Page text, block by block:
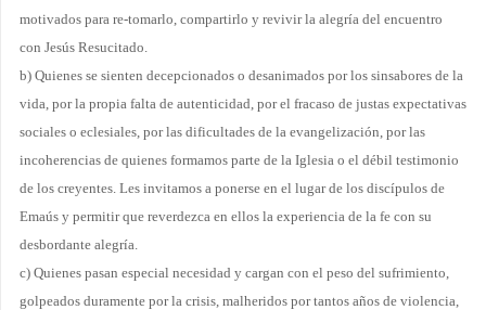
motivados para re-tomarlo, compartirlo y revivir la alegría del encuentro
con Jesús Resucitado.
b) Quienes se sienten decepcionados o desanimados por los sinsabores de la
vida, por la propia falta de autenticidad, por el fracaso de justas expectativas
sociales o eclesiales, por las dificul­tades de la evangelización, por las
incoherencias de quienes formamos parte de la Iglesia o el débil testimonio
de los creyentes. Les invitamos a ponerse en el lugar de los discípulos de
Emaús y permitir que reverdezca en ellos la experiencia de la fe con su
desbordante alegría.
c) Quienes pasan especial necesidad y cargan con el peso del sufrimiento,
golpeados duramente por la crisis, malheridos por tantos años de violencia,